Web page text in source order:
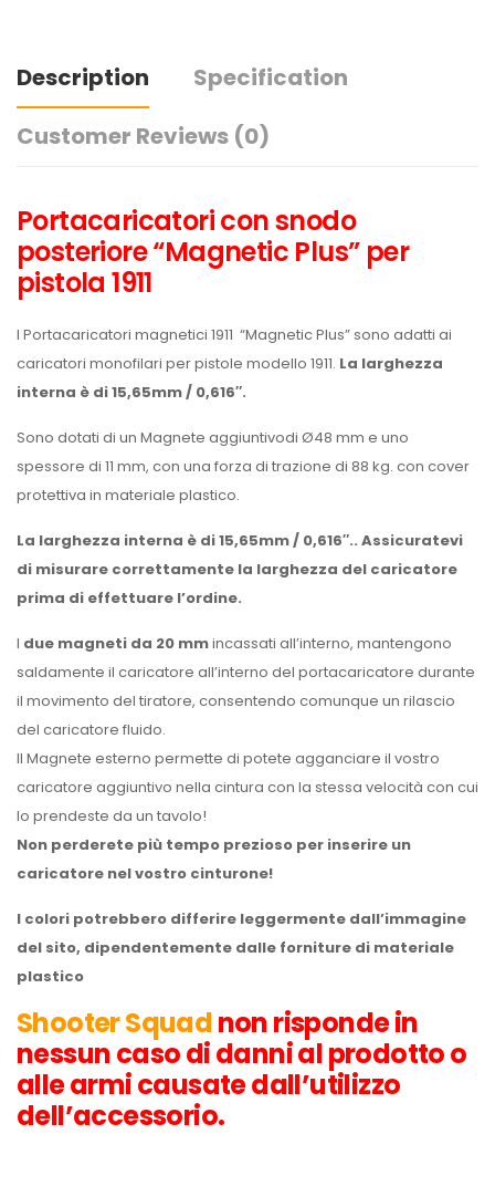
Description
Specification
Customer Reviews (0)
Portacaricatoricon snodo
posteriore“Magnetic Plus” per
pistola 1911
I Portacaricatori magnetici 1911 “Magnetic Plus” sono adatti ai
caricatori monofilari per pistole modello 1911. La larghezza
interna è di 15,65mm / 0,616″.
Sono dotati di un Magnete aggiuntivodi Ø48 mm e uno
spessore di 11 mm, con una forza di trazione di 88 kg. con cover
protettiva in materiale plastico.
La larghezza interna è di 15,65mm / 0,616″.. Assicuratevi
di misurare correttamente la larghezza del caricatore
prima di effettuare l’ordine.
I due magneti da 20 mmincassati all’interno, mantengono
saldamente il caricatore all’interno del portacaricatore durante
il movimento del tiratore, consentendo comunque un rilascio
del caricatore fluido.
Il Magnete esterno permette di potete agganciare il vostro
caricatore aggiuntivo nella cintura con la stessa velocità con cui
lo prendeste da un tavolo!
Non perderete più tempo prezioso per inserire un
caricatore nel vostro cinturone!
I colori potrebbero differire leggermente dall’immagine
del sito, dipendentemente dalle forniture di materiale
plastico
Shooter Squadnon risponde in
nessun caso di danni al prodotto o
alle armi causate dall’utilizzo
dell’accessorio.